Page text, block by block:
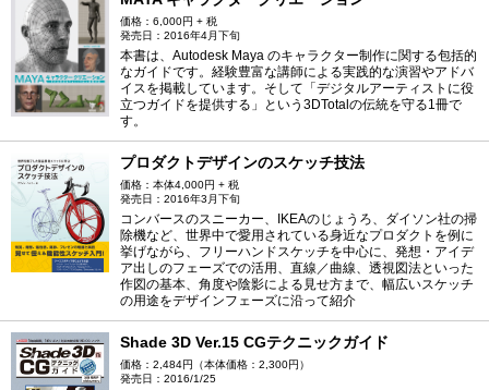
価格：6,000円 + 税
発売日：2016年4月下旬
本書は、Autodesk Maya のキャラクター制作に関する包括的
なガイドです。経験豊富な講師による実践的な演習やアドバ
イスを掲載しています。そして「デジタルアーティストに役
立つガイドを提供する」という3DTotalの伝統を守る1冊で
す。
プロダクトデザインのスケッチ技法
価格：本体4,000円 + 税
発売日：2016年3月下旬
コンバースのスニーカー、IKEAのじょうろ、ダイソン社の掃
除機など、世界中で愛用されている身近なプロダクトを例に
挙げながら、フリーハンドスケッチを中心に、発想・アイデ
ア出しのフェーズでの活用、直線／曲線、透視図法といった
作図の基本、角度や陰影による見せ方まで、幅広いスケッチ
の用途をデザインフェーズに沿って紹介
Shade 3D Ver.15 CGテクニックガイド
価格：2,484円（本体価格：2,300円）
発売日：2016/1/25